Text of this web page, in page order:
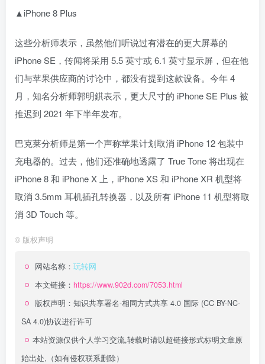
▲iPhone 8 Plus
这些分析师表示，虽然他们听说过有潜在的更大屏幕的
iPhone SE，传闻将采用 5.5 英寸或 6.1 英寸显示屏，但在他
们与苹果供应商的讨论中，都没有提到这款设备。今年 4
月，知名分析师郭明錤表示，更大尺寸的 iPhone SE Plus 被
推迟到 2021 年下半年发布。
巴克莱分析师是第一个声称苹果计划取消 iPhone 12 包装中
充电器的。过去，他们还准确地透露了 True Tone 将出现在
iPhone 8 和 iPhone X 上，iPhone XS 和 iPhone XR 机型将
取消 3.5mm 耳机插孔转换器，以及所有 iPhone 11 机型将取
消 3D Touch 等。
© 版权声明
网站名称： 玩转网
本文链接： https://www.902d.com/7053.html
版权声明： 知识共享署名-相同方式共享 4.0 国际 (CC BY-NC-
SA 4.0)协议进行许可
本站资源仅供个人学习交流,转载时请以超链接形式标明文章原
始出处,（如有侵权联系删除）